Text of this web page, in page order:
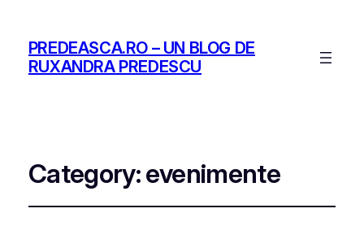
PREDEASCA.RO – UN BLOG DE
RUXANDRA PREDESCU
Category:evenimente